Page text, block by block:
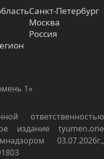
Санкт-Петербург
Москва
Россия
1»
ответственностью
издание tyumen.one
03.07.2026г.,